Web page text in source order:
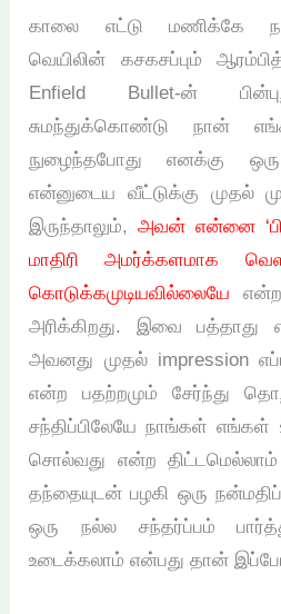
காலை எட்டு மணிக்கே
வெயிலின் கசகசப்பும்
Enfield Bullet-ன்
சுமந்துக்கொண்டு நான்
நுழைந்தபோது எனக்கு
என்னுடைய வீட்டுக்கு முதல்
இருந்தாலும்,அவன் என்னை
மாதிரி அமர்க்களமாக
கொடுக்கமுடியவில்லையே
அரிக்கிறது. இவை
அவனது முதல் impression
என்ற பதற்றமும் சேர்ந்து
சந்திப்பிலேயே நாங்கள்
சொல்வது என்ற
தந்தையுடன் பழகி ஒரு
ஒரு நல்ல சந்தர்ப்பம்
உடைக்கலாம் என்பது தான்